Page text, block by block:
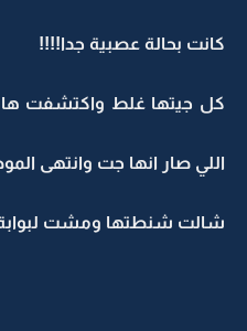
كانت بحالة عصبية جدا!!!!
كل جيتها غلط واكتشفت ها
اللي صار انها جت وانتهى
شالت شنطتها ومشت لبوابة